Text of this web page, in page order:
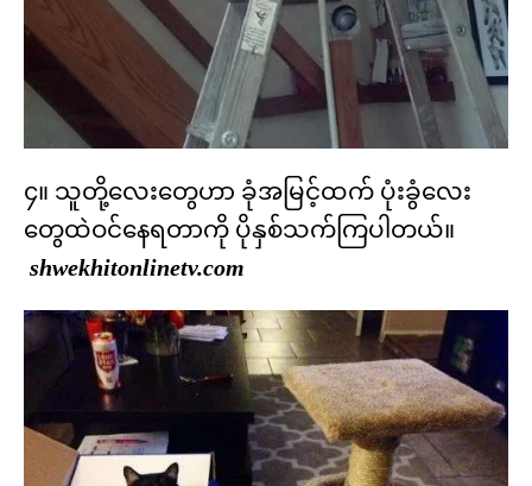
၄။ သူတို့လေးတွေဟာ ခုံအမြင့်ထက် ပုံးခွံလေး
တွေထဲဝင်နေရတာကို ပိုနှစ်သက်ကြပါတယ်။
shwekhitonlinetv.com